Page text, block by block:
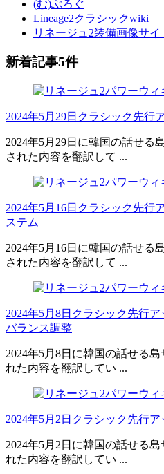
(む)ぶろぐ
Lineage2クラシックwiki
リネージュ2装備画像サイ
新着記事5件
2024年5月29日クラシック先行
2024年5月29日に韓国の話せる
された内容を翻訳して ...
2024年5月16日クラシック先行
ステム
2024年5月16日に韓国の話せる
された内容を翻訳して ...
2024年5月8日クラシック先行
バランス調整
2024年5月8日に韓国の話せる
れた内容を翻訳してい ...
2024年5月2日クラシック先行
2024年5月2日に韓国の話せる
れた内容を翻訳してい ...